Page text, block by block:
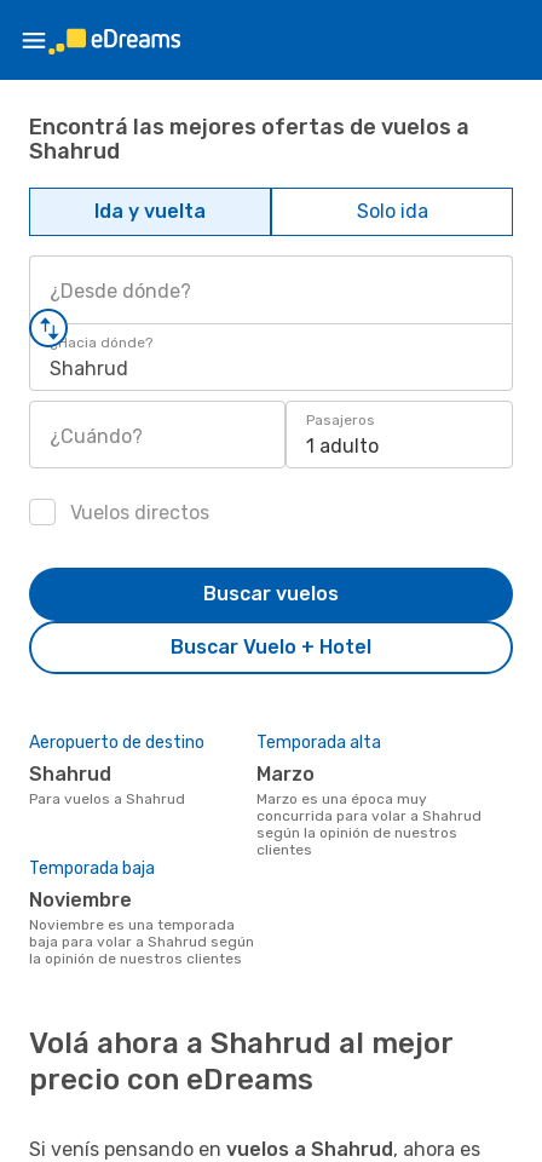
Encontrá las mejores ofertas de vuelos a
Shahrud
Ida y vuelta Solo ida
¿Desde dónde?
¿Hacia dónde?
Shahrud
¿Cuándo?
Pasajeros
1 adulto
Vuelos directos
Buscar Vuelo + Hotel
Buscar vuelos
Aeropuerto de destino
Shahrud
Para vuelos a Shahrud
Temporada alta
marzo
marzo es una época muy
concurrida para volar a Shahrud
según la opinión de nuestros
clientes
Temporada baja
noviembre
noviembre es una temporada
baja para volar a Shahrud según
la opinión de nuestros clientes
Volá ahora a Shahrud al mejor
precio con eDreams
Si venís pensando en vuelos a Shahrud, ahora es